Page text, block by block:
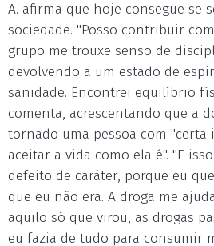
A. afirma que hoje consegue se
sociedade. "Posso contribuir
grupo me trouxe senso de
devolvendo a um estado de
sanidade. Encontrei equilíbrio
comenta, acrescentando que a
tornado uma pessoa com "certa
aceitar a vida como ela é". "E
defeito de caráter, porque eu
que eu não era. A droga me
aquilo só que virou, as drogas
eu fazia de tudo para consumir